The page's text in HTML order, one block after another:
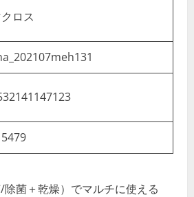
クロス
5479
菌＋乾燥）でマルチに使える